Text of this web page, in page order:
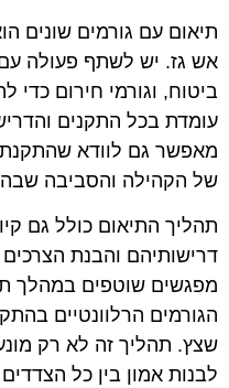
תיאום עם גורמים שונים
אש גז. יש לשתף פעולה
ביטוח, וגורמי חירום
עומדת בכל התקנים
מאפשר גם לוודא
של הקהילה והסביבה
תהליך התיאום כולל גם
דרישותיהם והבנת
מפגשים שוטפים במהלך
הגורמים הרלוונטיים
שצץ. תהליך זה לא רק
לבנות אמון בין כל